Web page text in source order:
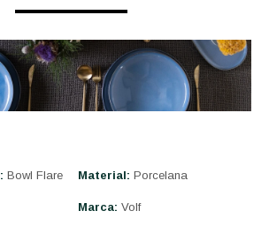
Bowl Flare Material: Porcelana
Marca: Volf